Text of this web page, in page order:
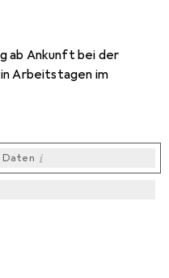
ab Ankunft bei der
Arbeitstagen im
Daten i